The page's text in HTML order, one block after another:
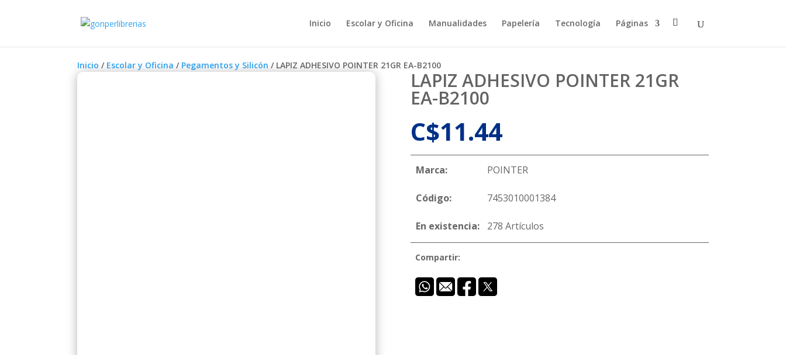
Inicio Escolar y Oficina Manualidades Papelería Tecnología Páginas
Inicio / Escolar y Oficina / Pegamentos y Silicón / LAPIZ ADHESIVO POINTER 21GR EA-B2100
LAPIZ ADHESIVO POINTER 21GR
EA-B2100
C$11.44
Marca: POINTER
Código: 7453010001384
En existencia: 278 Artículos
Compartir: